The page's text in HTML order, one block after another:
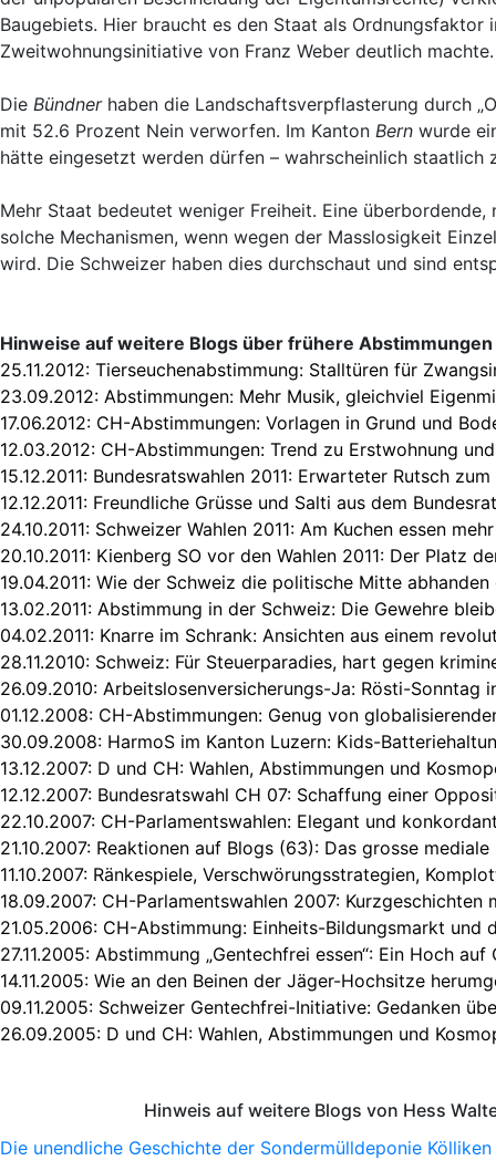
Baugebiets. Hier braucht es den Staat als
Zweitwohnungsinitiative von Franz Weber deutlich machte.
Die Bündnerhaben die Landschaftsverpflasterung durch
mit 52.6 Prozent Nein verworfen. Im Kanton Bern wurde
hätte eingesetzt werden dürfen – wahrscheinlich staatlich
Mehr Staat bedeutet weniger Freiheit. Eine
solche Mechanismen, wenn wegen der Masslosigkeit
wird. Die Schweizer haben dies durchschaut und sind
Hinweise auf weitere Blogs über frühere
25.11.2012: Tierseuchenabstimmung: Stalltüren für
23.09.2012: Abstimmungen: Mehr Musik, gleichviel
17.06.2012: CH-Abstimmungen: Vorlagen in Grund und
12.03.2012: CH-Abstimmungen: Trend zu Erstwohnung
15.12.2011: Bundesratswahlen 2011: Erwarteter Rutsch
12.12.2011: Freundliche Grüsse und Salti aus dem
24.10.2011: Schweizer Wahlen 2011: Am Kuchen essen
20.10.2011: Kienberg SO vor den Wahlen 2011: Der Platz
19.04.2011: Wie der Schweiz die politische Mitte
13.02.2011: Abstimmung in der Schweiz: Die Gewehre
04.02.2011: Knarre im Schrank: Ansichten aus einem
28.11.2010: Schweiz: Für Steuerparadies, hart gegen
26.09.2010: Arbeitslosenversicherungs-Ja: Rösti-Sonntag
01.12.2008: CH-Abstimmungen: Genug von
30.09.2008: HarmoS im Kanton Luzern: Kids-
13.12.2007: D und CH: Wahlen, Abstimmungen und
12.12.2007: Bundesratswahl CH 07: Schaffung einer
22.10.2007: CH-Parlamentswahlen: Elegant und
21.10.2007: Reaktionen auf Blogs (63): Das grosse mediale
11.10.2007: Ränkespiele, Verschwörungsstrategien,
18.09.2007: CH-Parlamentswahlen 2007: Kurzgeschichten
21.05.2006: CH-Abstimmung: Einheits-Bildungsmarkt und
27.11.2005: Abstimmung „Gentechfrei essen“: Ein Hoch auf
14.11.2005: Wie an den Beinen der Jäger-Hochsitze
09.11.2005: Schweizer Gentechfrei-Initiative: Gedanken
26.09.2005: D und CH: Wahlen, Abstimmungen und
Hinweis auf weitere Blogs von Hess
Die unendliche Geschichte der Sondermülldeponie Kölliken